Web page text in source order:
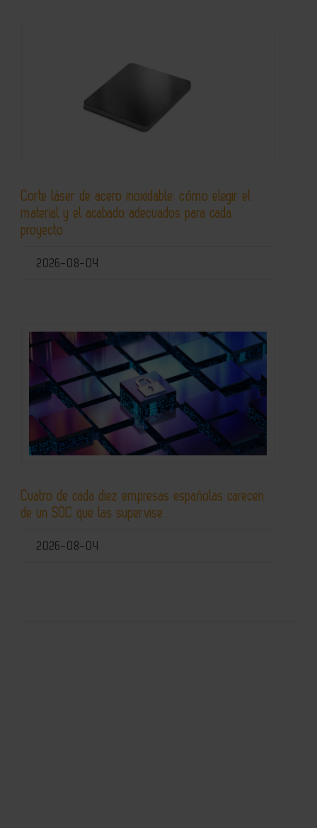
Corte láser de acero inoxidable: cómo elegir el
material y el acabado adecuados para cada
proyecto
2026-08-04
Cuatro de cada diez empresas españolas carecen
de un SOC que las supervise
2026-08-04